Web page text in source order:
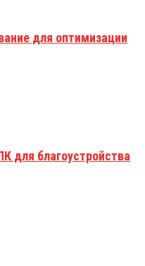
для оптимизации
для благоустройства